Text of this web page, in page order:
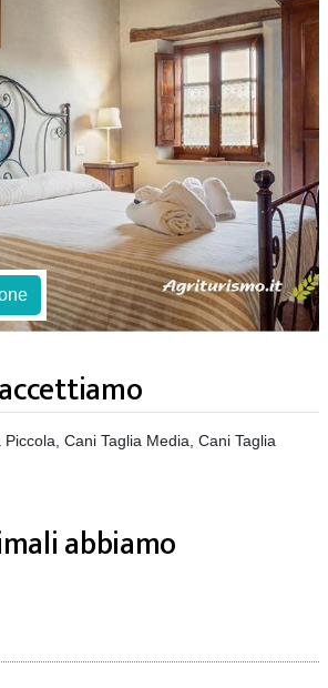
Piccola, Cani Taglia Media, Cani Taglia
abbiamo